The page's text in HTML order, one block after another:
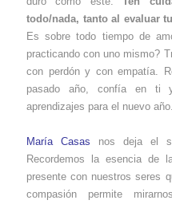
todo/nada, tanto al evaluar
Es sobre todo tiempo de
practicando con uno mismo?
con perdón y con empatía.
pasado año, confía en ti
aprendizajes para el nuevo año.
María Casas nos deja el
Recordemos la esencia de
presente con nuestros seres
compasión permite